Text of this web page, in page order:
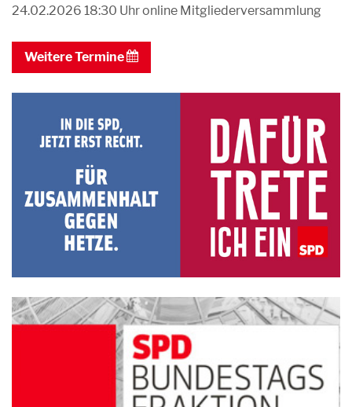
24.02.2026 18:30 Uhronline Mitgliederversammlung
Weitere Termine